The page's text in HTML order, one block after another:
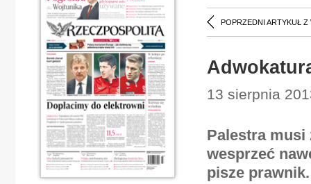
POPRZEDNI ARTYKUŁ Z
13 sierpnia
Palestra musi
wesprzeć
pisze prawnik.